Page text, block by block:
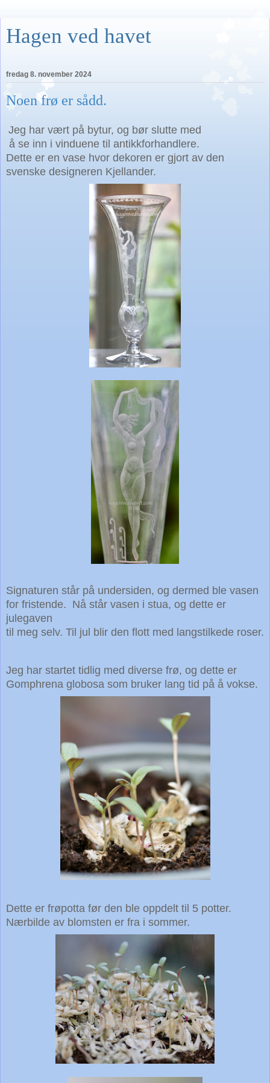
Hagen ved havet
fredag 8. november 2024
Noen frø er sådd.
Jeg har vært på bytur, og bør slutte med
å se inn i vinduene til antikkforhandlere.
Dette er en vase hvor dekoren er gjort av den
svenske designeren Kjellander.
Signaturen står på undersiden, og dermed ble vasen
for fristende. Nå står vasen i stua, og dette er
julegaven
til meg selv. Til jul blir den flott med langstilkede roser.
Jeg har startet tidlig med diverse frø, og dette er
Gomphrena globosa som bruker lang tid på å vokse.
Dette er frøpotta før den ble oppdelt til 5 potter.
Nærbilde av blomsten er fra i sommer.